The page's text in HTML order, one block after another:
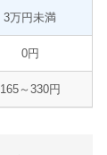
3万円未満
0円
165～330円